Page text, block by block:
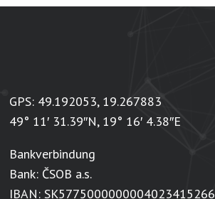
GPS: 49.192053, 19.267883
49° 11′ 31.39″N, 19° 16′ 4.38″E
Bankverbindung
Bank: ČSOB a.s.
IBAN: SK5775000000004023415266